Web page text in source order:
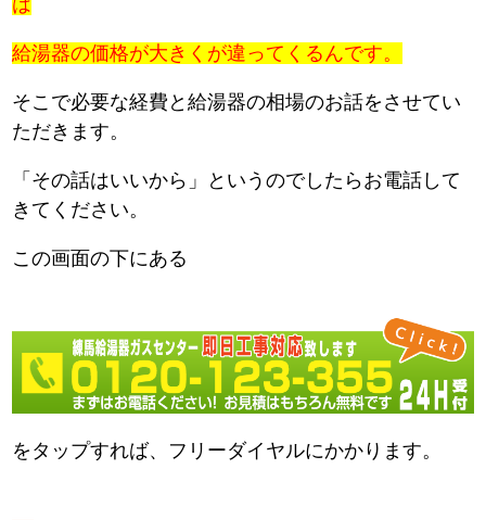
給湯器の価格が大きくが違ってくるんです。
そこで必要な経費と給湯器の相場のお話をさせてい
ただきます。
「その話はいいから」というのでしたらお電話して
きてください。
この画面の下にある
をタップすれば、フリーダイヤルにかかります。